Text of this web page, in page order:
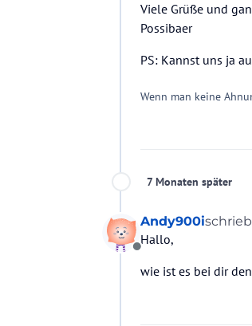
Viele Grüße und
Possibaer
PS: Kannst uns ja
Wenn man keine
7 Monaten später
Offline
Andy900izuletzt
Hallo,
wie ist es bei dir